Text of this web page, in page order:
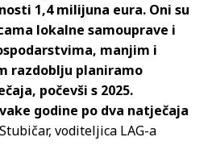
1,4 milijuna eura. Oni su
lokalne samouprave i
manjim i
razdoblju planiramo
počevši s 2025.
godine po dva natječaja
voditeljica LAG-a